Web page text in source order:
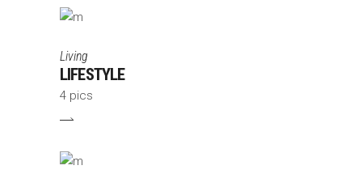
Living
LIFESTYLE
4 pics